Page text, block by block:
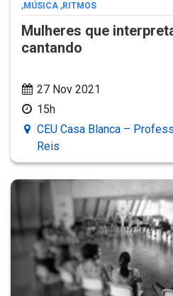
,MÚSICA ,RITMOS
Mulheres que
cantando
27 Nov 2021
15h
CEU Casa Blanca –
Reis